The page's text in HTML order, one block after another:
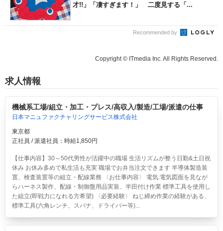
才!!」「凄すぎます！」 二度見する「...
Recommended by
Copyright © ITmedia Inc. All Rights Reserved.
求人情報
機械系工場/組立・加工・プレス/高収入/製造/工場/派遣の仕事
日本マニュファクチャリングサービス株式会社
東京都
正社員 / 派遣社員：時給1,850円
【仕事内容】30～50代男性が活躍中の職場 生活リズムが整う日勤&土日祝
休み お休み多めで私生活も充実 職場でお弁当注文できます 半導体製造装
置、検査装置等の組立・配線業務 〈お仕事内容〉 電気:電気図面を見なが
らハーネス製作、配線・制御盤用品実装、半田付け作業 標準工具を使用し
た組立(即戦力になれる方希望) 〈必要経験〉 ねじ締め作業の経験がある、
標準工具(六角レンチ、スパナ、ドライバー等)...